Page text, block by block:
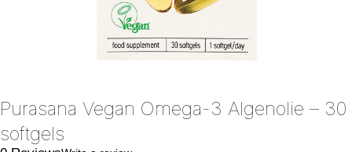
Purasana Vegan Omega-3 Algenolie – 30
softgels